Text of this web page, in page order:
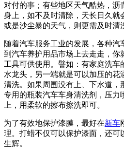
对付的事；有些地区天气酷热，沥
身上，如不及时清除，天长日久就
或是沙尘暴的天气，则更需及时清
随着汽车服务工业的发展，各种
到汽车养护用品市场上去走走，你
工具可供使用。譬如：有家庭洗车
水龙头，另一端就是可以加压的花
清洗。如果周围没有上、下水道，
专用的瓶装汽车车身清洗剂，压力
上，用柔软的擦布擦洗即可。
为了有效地保护漆膜，最好在新车
理。打蜡不仅可以保护漆面，还可
生辉。